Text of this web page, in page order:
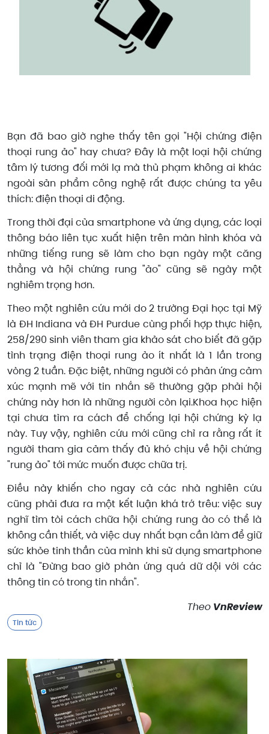
Bạn đã bao giờ nghe thấy tên gọi "Hội chứng điện
thoại rung ảo" hay chưa? Đây là một loại hội chứng
tâm lý tương đối mới lạ mà thủ phạm không ai khác
ngoài sản phẩm công nghệ rất được chúng ta yêu
thích: điện thoại di động.
Trong thời đại của smartphone và ứng dụng, các loại
thông báo liên tục xuất hiện trên màn hình khóa và
những tiếng rung sẽ làm cho bạn ngày một căng
thẳng và hội chứng rung "ảo" cũng sẽ ngày một
nghiêm trọng hơn.
Theo một nghiên cứu mới do 2 trường Đại học tại Mỹ
là ĐH Indiana và ĐH Purdue cùng phối hợp thực hiện,
258/290 sinh viên tham gia khảo sát cho biết đã gặp
tình trạng điện thoại rung ảo ít nhất là 1 lần trong
vòng 2 tuần. Đặc biệt, những người có phản ứng cảm
xúc mạnh mẽ với tin nhắn sẽ thường gặp phải hội
chứng này hơn là những người còn lại.Khoa học hiện
tại chưa tìm ra cách để chống lại hội chứng kỳ lạ
này. Tuy vậy, nghiên cứu mới cũng chỉ ra rằng rất ít
người tham gia cảm thấy đủ khó chịu về hội chứng
"rung ảo" tới mức muốn được chữa trị.
Điều này khiến cho ngay cả các nhà nghiên cứu
cũng phải đưa ra một kết luận khá trớ trêu: việc suy
nghĩ tìm tòi cách chữa hội chứng rung ảo có thể là
không cần thiết, và việc duy nhất bạn cần làm để giữ
sức khỏe tinh thần của mình khi sử dụng smartphone
chỉ là "Đừng bao giờ phản ứng quá dữ dội với các
thông tin có trong tin nhắn".
Theo VnReview
Tin tức